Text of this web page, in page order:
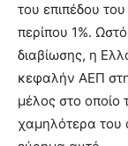
του επιπέδου
περίπου 1%.
διαβίωσης, η
κεφαλήν ΑΕΠ
μέλος στο οποίο
χαμηλότερα του